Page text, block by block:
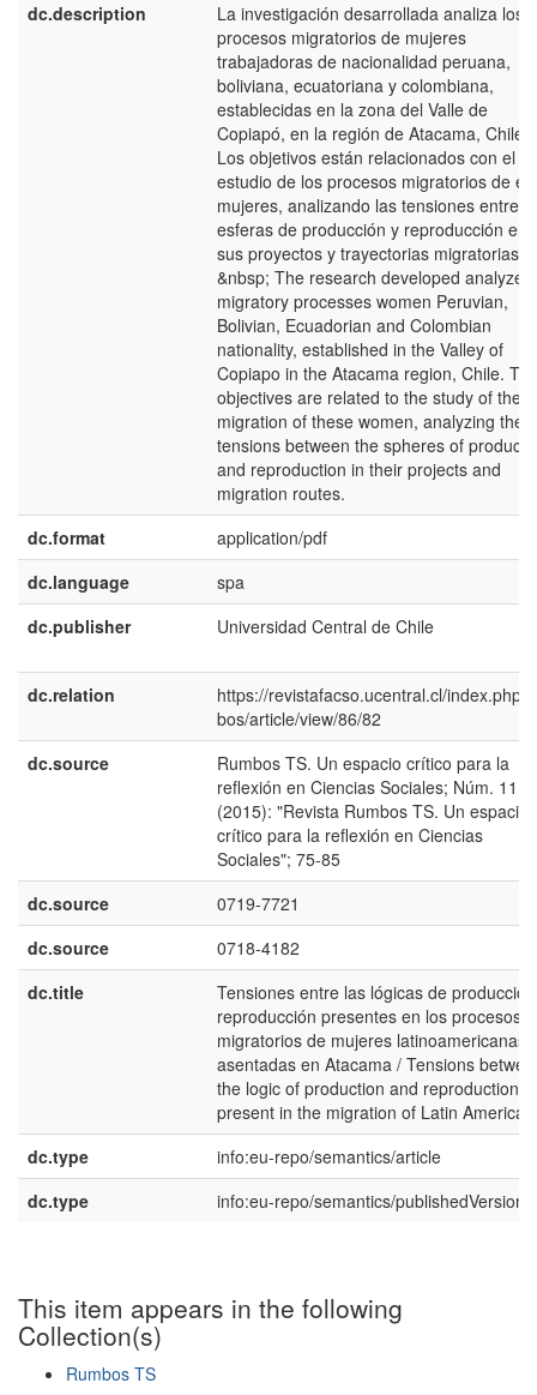
dc.description
La investigación desarrollada analiza los
procesos migratorios de mujeres
trabajadoras de nacionalidad peruana,
boliviana, ecuatoriana y colombiana,
establecidas en la zona del Valle de
Copiapó, en la región de Atacama, Chile.
Los objetivos están relacionados con el
estudio de los procesos migratorios de
mujeres, analizando las tensiones entre
esferas de producción y reproducción en
sus proyectos y trayectorias migratorias.
&nbsp; The research developed analyzes
migratory processes women Peruvian,
Bolivian, Ecuadorian and Colombian
nationality, established in the Valley of
Copiapo in the Atacama region, Chile.
objectives are related to the study of the
migration of these women, analyzing the
tensions between the spheres of
and reproduction in their projects and
migration routes.
dc.format
application/pdf
dc.language
spa
dc.publisher
Universidad Central de Chile
dc.relation
https://revistafacso.ucentral.cl/index.php/
bos/article/view/86/82
dc.source
Rumbos TS. Un espacio crítico para la
reflexión en Ciencias Sociales; Núm. 11
(2015): "Revista Rumbos TS. Un espacio
crítico para la reflexión en Ciencias
Sociales"; 75-85
dc.source
0719-7721
dc.source
0718-4182
dc.title
Tensiones entre las lógicas de
reproducción presentes en los procesos
migratorios de mujeres latinoamericanas
asentadas en Atacama / Tensions
the logic of production and reproduction
present in the migration of Latin
dc.type
info:eu-repo/semantics/article
dc.type
info:eu-repo/semantics/publishedVersion
This item appears in the following
Collection(s)
Rumbos TS